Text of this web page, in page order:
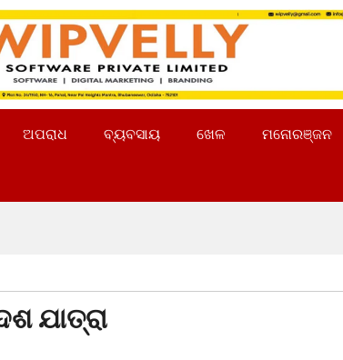
ଅପରାଧ ବ୍ୟବସାୟ ଖେଳ ମନୋରଞ୍ଜନ
ଯାତ୍ରା